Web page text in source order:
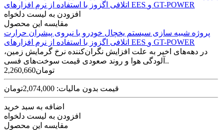
افزودن به لیست دلخواه
مقایسه این محصول
پروژه شبیه­ سازی سیستم یخچال خودرو با نیروی پیشران حرارت
اتلافی اگزوز با استفاده از نرم افزارهای EES‌ و GT-POWER
در دهه‌های اخیر به علت افزایش نگران‌کننده نرخ گرمایش زمین،
آلودگی هوا و روند صعودی قیمت سوخت‌های فسی..
2,260,660تومان
قیمت بدون مالیات: 2,074,000تومان
اضافه به سبد خرید
افزودن به لیست دلخواه
مقایسه این محصول